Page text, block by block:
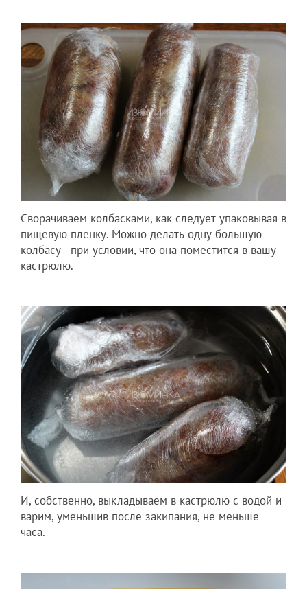
Сворачиваем колбасками, как следует упаковывая в
пищевую пленку. Можно делать одну большую
колбасу - при условии, что она поместится в вашу
кастрюлю.
И, собственно, выкладываем в кастрюлю с водой и
варим, уменьшив после закипания, не меньше
часа.